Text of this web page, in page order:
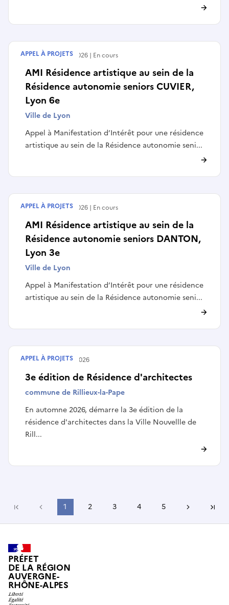
AMI Résidence artistique au sein de la
Résidence autonomie seniors CUVIER,
Lyon 6e
Ville de Lyon
Appel à Manifestation d’Intérêt pour une résidence
artistique au sein de la Résidence autonomie seni...
Débute le03/07/2026 En cours
APPEL À PROJETS
AMI Résidence artistique au sein de la
Résidence autonomie seniors DANTON,
Lyon 3e
Ville de Lyon
Appel à Manifestation d’Intérêt pour une résidence
artistique au sein de la Résidence autonomie seni...
Débute le03/07/2026 En cours
APPEL À PROJETS
3e édition de Résidence d'architectes
commune de Rillieux-la-Pape
En automne 2026, démarre la 3e édition de la
résidence d'architectes dans la Ville Nouvellle de
Rill...
Terminé le20/07/2026
APPEL À PROJETS
Première pagePage précédente
1 2 3 4 5 Page
PRÉFET
DE LA RÉGION
AUVERGNE-
RHÔNE-ALPES